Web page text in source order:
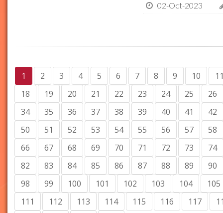
02-Oct-2023
1 2 3 4 5 6 7 8 9 10
18
19 20 21 22 23 24 25
26
34
35 36 37 38 39 40 41
42
50
51 52 53 54 55 56 57
58
66
67 68 69 70 71 72 73
74
82
83 84 85 86 87 88 89
90
98
99 100 101 102 103 104
105
111
112 113 114 115 116 117